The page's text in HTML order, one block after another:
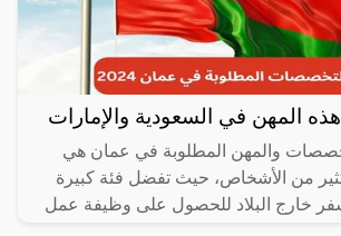
المهن في السعودية والإمارات
والمهن المطلوبة في عمان هي
من الأشخاص، حيث تفضل فئة كبيرة
خارج البلاد للحصول على وظيفة عمل